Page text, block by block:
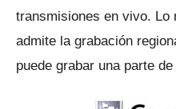
transmisiones en vivo. Lo
admite la grabación
puede grabar una parte